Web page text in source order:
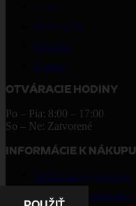
O nás
Rezervácia
Kontakt
E-shop
OTVÁRACIE HODINY
Po – Pia: 8:00 – 17:00
So – Ne: Zatvorené
INFORMÁCIE K NÁKUPU
Reklamačný poriadok
Obchodné podmienky